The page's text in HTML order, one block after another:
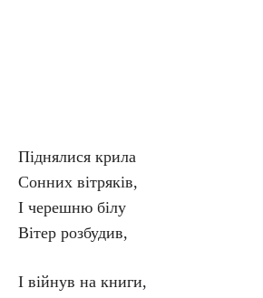
Піднялися крила
Сонних вітряків,
І черешню білу
Вітер розбудив,
І війнув на книги,